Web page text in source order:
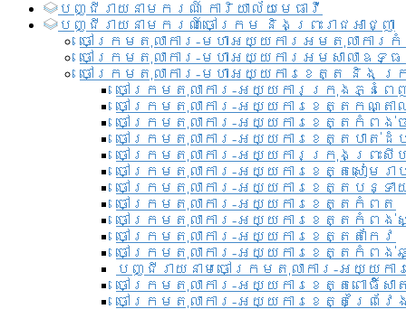
បញ្ជី​រាយ​នាមករណ៍ ការិយាល័យ​មេធាវី​
បញ្ជី​រាយ​នាមករណ៍​ចៅក្រម និងព្រះរាជអាជ្ញា
ចៅក្រមតុលាការ-មហាអយ្យការអមតុលាការ
ចៅក្រមតុលាការ-មហាអយ្យការអមសាលាឧទ្
ចៅក្រមតុលាការ-មហាអយ្យការខេត្ត និង ក្
ចៅក្រមតុលាការ-អយ្យការក្រុងភ្នំពេ
ចៅក្រមតុលាការ-អយ្យការខេត្តកណ្តា
ចៅក្រមតុលាការ-អយ្យការខេត្តកំពង់ច
ចៅក្រមតុលាការ-អយ្យការខេត្តបាត់ដំ
ចៅក្រមតុលាការ-អយ្យការ​ក្រុងព្រះសី
ចៅក្រមតុលាការ-អយ្យការខេត្តសៀមរា
ចៅក្រមតុលាការ-អយ្យការខេត្តបន្ទា
ចៅក្រមតុលាការ-អយ្យការខេត្តកំពត
ចៅក្រមតុលាការ-អយ្យការខេត្តកំពង់
ចៅក្រមតុលាការ-អយ្យការខេត្តតាកែវ
ចៅក្រមតុលាការ-អយ្យការខេត្តកំពង់
បញ្ជីរាយនាមចៅក្រមតុលាការ-អយ្យក
ចៅក្រមតុលាការ-អយ្យការខេត្តពោធិ៍សា
ចៅក្រមតុលាការ-អយ្យការខេត្តព្រៃវែ